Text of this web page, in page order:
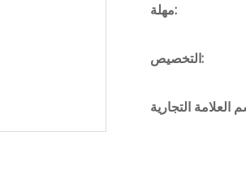
مهلة:
التخصيص: